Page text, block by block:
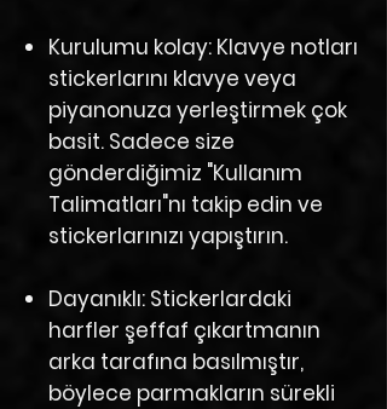
Kurulumu kolay: Klavye notları
stickerlarını klavye veya
piyanonuza yerleştirmek çok
basit. Sadece size
gönderdiğimiz "Kullanım
Talimatları"nı takip edin ve
stickerlarınızı yapıştırın.
Dayanıklı: Stickerlardaki
harfler şeffaf çıkartmanın
arka tarafına basılmıştır,
böylece parmakların sürekli